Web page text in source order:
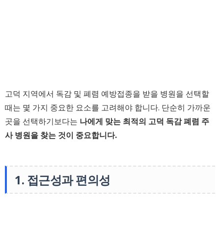
고덕 지역에서 독감 및 폐렴 예방접종을 받을 병원을 선택할
때는 몇 가지 중요한 요소를 고려해야 합니다. 단순히 가까운
곳을 선택하기보다는 나에게 맞는 최적의 고덕 독감 폐렴 주
사 병원을 찾는 것이 중요합니다.
1. 접근성과 편의성